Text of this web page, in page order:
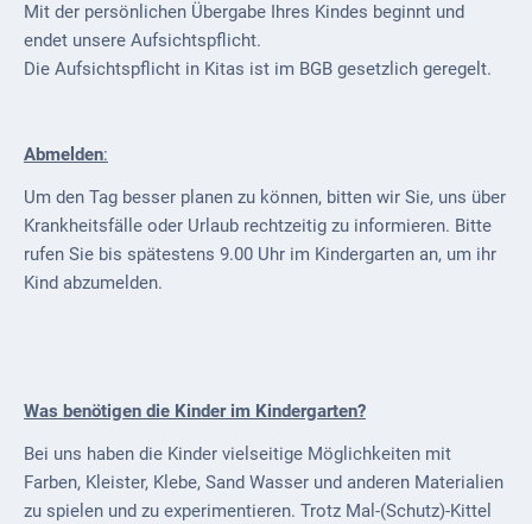
Mit der persönlichen Übergabe Ihres Kindes beginnt und
endet unsere Aufsichtspflicht.
Die Aufsichtspflicht in Kitas ist im BGB gesetzlich geregelt.
Abmelden:
Um den Tag besser planen zu können, bitten wir Sie, uns über
Krankheitsfälle oder Urlaub rechtzeitig zu informieren. Bitte
rufen Sie bis spätestens 9.00 Uhr im Kindergarten an, um ihr
Kind abzumelden.
Was benötigen die Kinder im Kindergarten?
Bei uns haben die Kinder vielseitige Möglichkeiten mit
Farben, Kleister, Klebe, Sand Wasser und anderen Materialien
zu spielen und zu experimentieren. Trotz Mal-(Schutz)-Kittel